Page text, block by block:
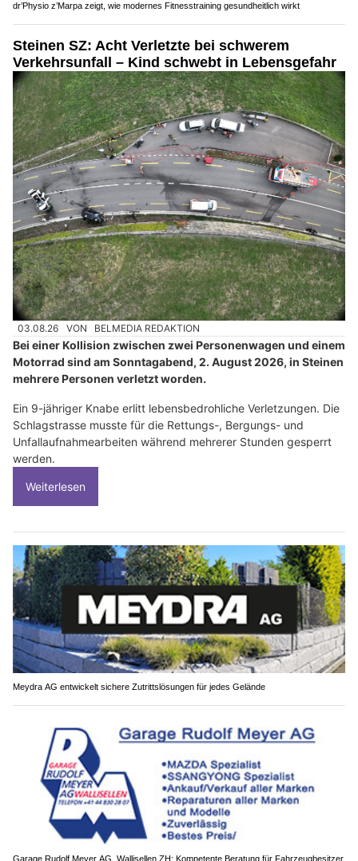
dr’Physio z’Marpa zeigt, wie modernes Fitnesstraining gesundheitlich wirkt
Steinen SZ: Acht Verletzte bei schwerem
Verkehrsunfall – Kind schwebt in Lebensgefahr
03.08.26 VON BELMEDIA REDAKTION
Bei einer Kollision zwischen zwei Personenwagen und einem
Motorrad sind am Sonntagabend, 2. August 2026, in Steinen
mehrere Personen verletzt worden.
Ein 9-jähriger Knabe erlitt lebensbedrohliche Verletzungen. Die
Schlagstrasse musste für die Rettungs-, Bergungs- und
Unfallaufnahmearbeiten während mehrerer Stunden gesperrt
werden.
Weiterlesen
Meydra AG entwickelt sichere Zutrittslösungen für jedes Gelände
Garage Rudolf Meyer AG, Wallisellen ZH: Kompetente Beratung für Fahrzeugbesitzer